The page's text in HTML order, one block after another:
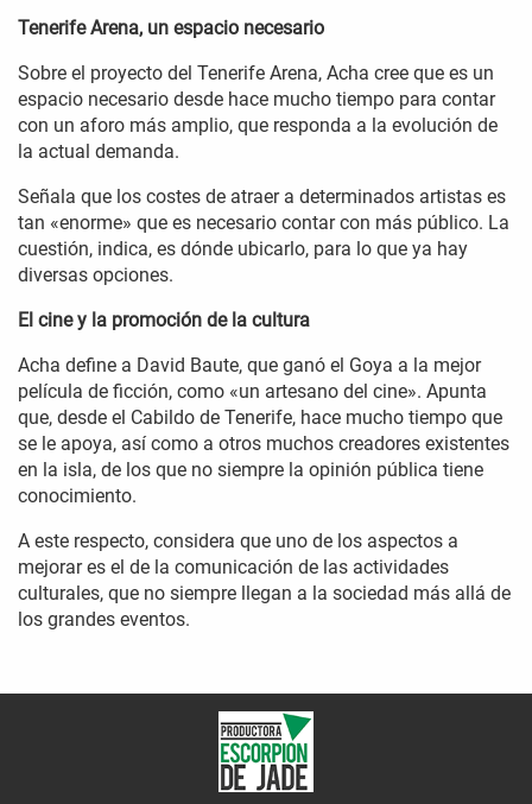
Tenerife Arena, un espacio necesario
Sobre el proyecto del Tenerife Arena, Acha cree que es un
espacio necesario desde hace mucho tiempo para contar
con un aforo más amplio, que responda a la evolución de
la actual demanda.
Señala que los costes de atraer a determinados artistas es
tan «enorme» que es necesario contar con más público. La
cuestión, indica, es dónde ubicarlo, para lo que ya hay
diversas opciones.
El cine y la promoción de la cultura
Acha define a David Baute, que ganó el Goya a la mejor
película de ficción, como «un artesano del cine». Apunta
que, desde el Cabildo de Tenerife, hace mucho tiempo que
se le apoya, así como a otros muchos creadores existentes
en la isla, de los que no siempre la opinión pública tiene
conocimiento.
A este respecto, considera que uno de los aspectos a
mejorar es el de la comunicación de las actividades
culturales, que no siempre llegan a la sociedad más allá de
los grandes eventos.